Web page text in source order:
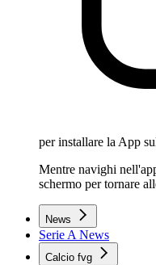
per installare la App
Mentre navighi
schermo per tornare
News
Serie A News
Calcio fvg